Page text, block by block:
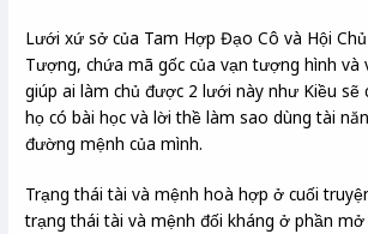
Lưới xứ sở của Tam Hợp Đạo Cô và Hội
Tượng, chứa mã gốc của vạn tượng hình và
giúp ai làm chủ được 2 lưới này như Kiều sẽ
họ có bài học và lời thề làm sao dùng tài
đường mệnh của mình.
Trạng thái tài và mệnh hoà hợp ở cuối
trạng thái tài và mệnh đối kháng ở phần